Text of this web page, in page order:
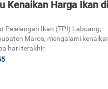
Kenaikan Harga Ikan
Pelelangan Ikan (TPI) Labuang,
Maros, mengalami
hari terakhir.